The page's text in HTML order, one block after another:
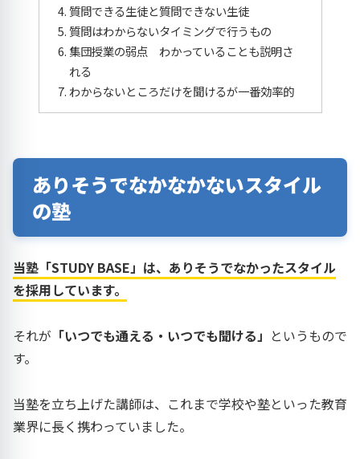
質問できる生徒と質問できない生徒
質問はわからないタイミングで行うもの
集団授業の弱点 わかっていることも説明さ
れる
わからないところだけを聞けるが一番効率的
ありそうでなかなかないスタイル
の塾
当塾「STUDY BASE」は、ありそうでなかったスタイル
を採用しています。
それが 「いつでも通える・いつでも聞ける」 というもので
す。
当塾を立ち上げた講師は、これまで学校や塾といった教育
業界に長く携わっていました。